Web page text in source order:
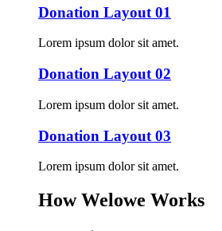
Donation Layout 01
Lorem ipsum dolor sit amet.
Donation Layout 02
Lorem ipsum dolor sit amet.
Donation Layout 03
Lorem ipsum dolor sit amet.
How Welowe Works